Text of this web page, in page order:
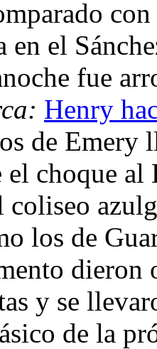
en el
fue
Henry
de Emery
el choque
coliseo
los de
dieron
y se
de la